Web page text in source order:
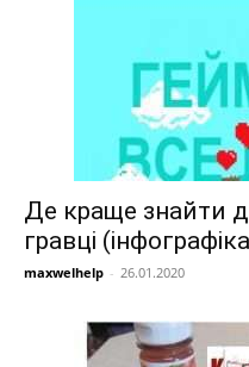
Де краще знайти
гравці
maxwelhelp - 26.01.2020